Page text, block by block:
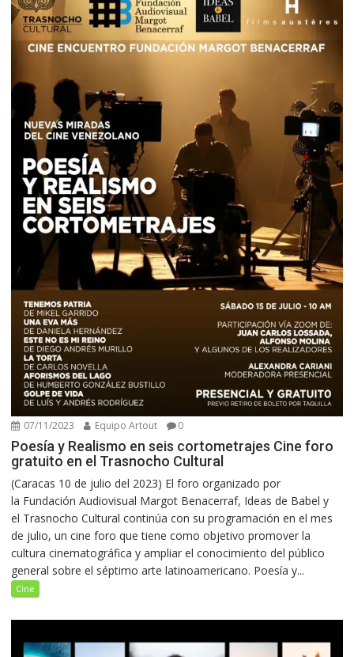
07/11/2023 Equipo Artout 0
Poesía y Realismo en seis cortometrajes Cine foro
gratuito en el Trasnocho Cultural
(Caracas 10 de julio del 2023) El foro organizado por
la Fundación Audiovisual Margot Benacerraf, Ideas de Babel y
el Trasnocho Cultural continúa con su programación en el mes
de julio, un cine foro que tiene como objetivo promover la
cultura cinematográfica y ampliar el conocimiento del público
general sobre el séptimo arte latinoamericano. Poesía y...
Cine